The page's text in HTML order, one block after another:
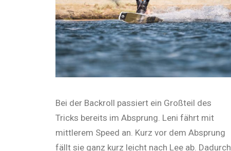
Bei der Backroll passiert ein Großteil des
Tricks bereits im Absprung. Leni fährt mit
mittlerem Speed an. Kurz vor dem ­Absprung
fällt sie ganz kurz leicht nach Lee ab. Dadurch